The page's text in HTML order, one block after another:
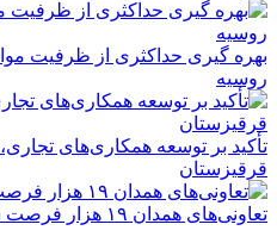
بهره گیری حداکثری از ظرفیت
روسیه
تأکید بر توسعه همکاری‌های تجاری،
قرقیزستان
تعاونی‌های همدان ۱۹ هزار فرصت شغلی ایجاد کرده‌اند